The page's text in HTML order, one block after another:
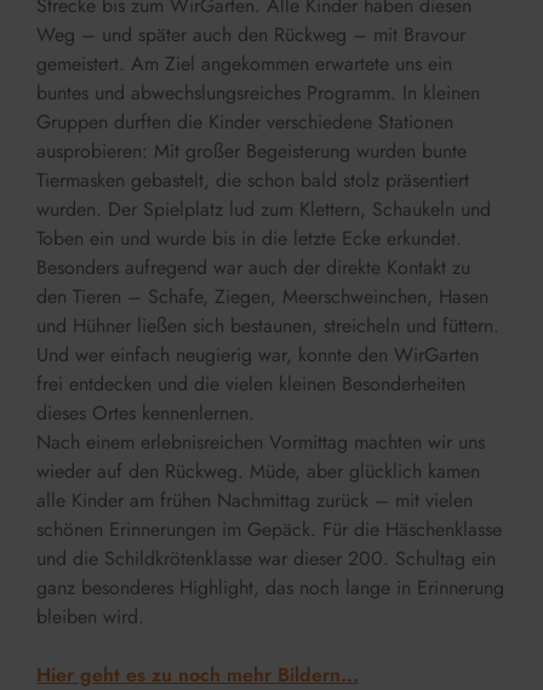
Weg – und später auch den Rückweg – mit Bravour
gemeistert. Am Ziel angekommen erwartete uns ein
buntes und abwechslungsreiches Programm. In kleinen
Gruppen durften die Kinder verschiedene Stationen
ausprobieren: Mit großer Begeisterung wurden bunte
Tiermasken gebastelt, die schon bald stolz präsentiert
wurden. Der Spielplatz lud zum Klettern, Schaukeln und
Toben ein und wurde bis in die letzte Ecke erkundet.
Besonders aufregend war auch der direkte Kontakt zu
den Tieren – Schafe, Ziegen, Meerschweinchen, Hasen
und Hühner ließen sich bestaunen, streicheln und füttern.
Und wer einfach neugierig war, konnte den WirGarten
frei entdecken und die vielen kleinen Besonderheiten
dieses Ortes kennenlernen.
Nach einem erlebnisreichen Vormittag machten wir uns
wieder auf den Rückweg. Müde, aber glücklich kamen
alle Kinder am frühen Nachmittag zurück – mit vielen
schönen Erinnerungen im Gepäck. Für die Häschenklasse
und die Schildkrötenklasse war dieser 200. Schultag ein
ganz besonderes Highlight, das noch lange in Erinnerung
bleiben wird.
Hier geht es zu noch mehr Bildern...